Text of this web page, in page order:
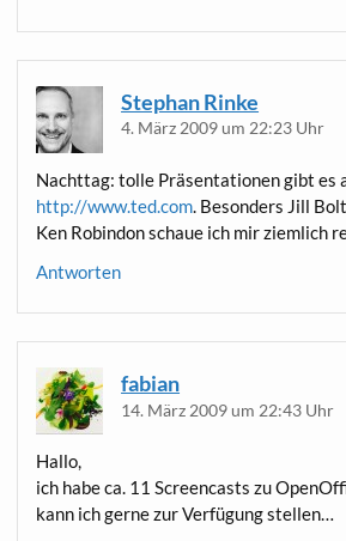
Stephan Rinke
4. März 2009 um 22:23 Uhr
Nacht­tag: tol­le Prä­sen­ta­tio­nen gibt es
http://www.ted.com. Beson­ders Jill
Ken Robin­don schaue ich mir ziem­lich
Antworten
fabian
14. März 2009 um 22:43 Uhr
Hal­lo,
ich habe ca. 11 Screen­casts zu
kann ich ger­ne zur Ver­fü­gung stellen…